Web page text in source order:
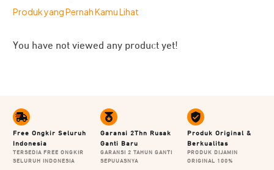
Menggunakan material berkualitas premium,
memberikan kenyamanan dan fleksibilitas tinggi. Bahan
ini sangat elastis dan fleksibel, sehingga mudah
disesuaikan berdasarkan kebutuhan. Meski fleksibel
Produk yang Pernah Kamu Lihat
You have not viewed any product yet!
Free Ongkir Seluruh
Indonesia
TERSEDIA FREE ONGKIR
SELURUH INDONESIA
Garansi 2Thn Rusak
Ganti Baru
GARANSI 2 TAHUN GANTI
SEPUUASNYA
Produk Original &
Berkualitas
PRODUK DIJAMIN
ORIGINAL 100%